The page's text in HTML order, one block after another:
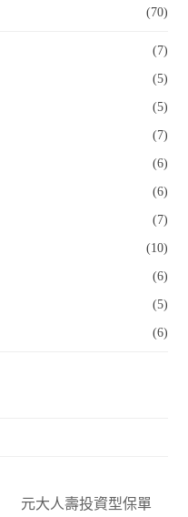
(70)
(7)
(5)
(5)
(7)
(6)
(6)
(7)
(10)
(6)
(5)
(6)
元大人壽投資型保單